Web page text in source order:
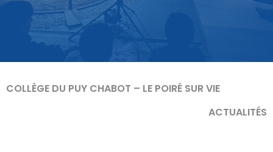
COLLÈGE DU PUY CHABOT – LE POIRÉ SUR VIE
ACTUALITÉS